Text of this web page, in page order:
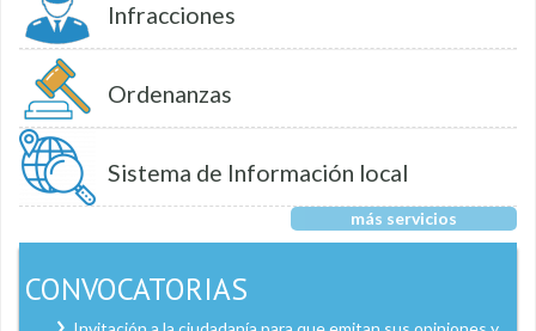
Infracciones
Ordenanzas
Sistema de Información local
más servicios
CONVOCATORIAS